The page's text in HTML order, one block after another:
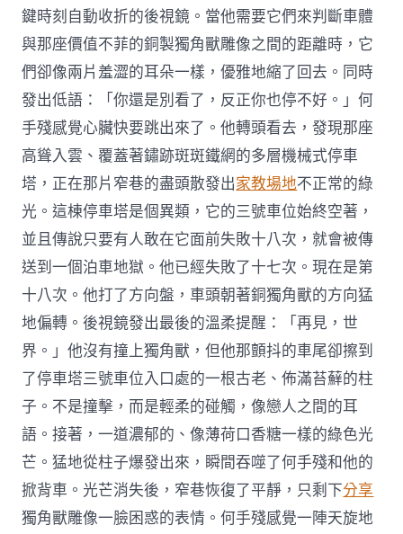
鍵時刻自動收折的後視鏡。當他需要它們來判斷車體
與那座價值不菲的銅製獨角獸雕像之間的距離時，它
們卻像兩片羞澀的耳朵一樣，優雅地縮了回去。同時
發出低語：「你還是別看了，反正你也停不好。」何
手殘感覺心臟快要跳出來了。他轉頭看去，發現那座
高聳入雲、覆蓋著鏽跡斑斑鐵網的多層機械式停車
塔，正在那片窄巷的盡頭散發出家教場地不正常的綠
光。這棟停車塔是個異類，它的三號車位始終空著，
並且傳說只要有人敢在它面前失敗十八次，就會被傳
送到一個泊車地獄。他已經失敗了十七次。現在是第
十八次。他打了方向盤，車頭朝著銅獨角獸的方向猛
地偏轉。後視鏡發出最後的溫柔提醒：「再見，世
界。」他沒有撞上獨角獸，但他那顫抖的車尾卻擦到
了停車塔三號車位入口處的一根古老、佈滿苔蘚的柱
子。不是撞擊，而是輕柔的碰觸，像戀人之間的耳
語。接著，一道濃郁的、像薄荷口香糖一樣的綠色光
芒。猛地從柱子爆發出來，瞬間吞噬了何手殘和他的
掀背車。光芒消失後，窄巷恢復了平靜，只剩下分享
獨角獸雕像一臉困惑的表情。何手殘感覺一陣天旋地